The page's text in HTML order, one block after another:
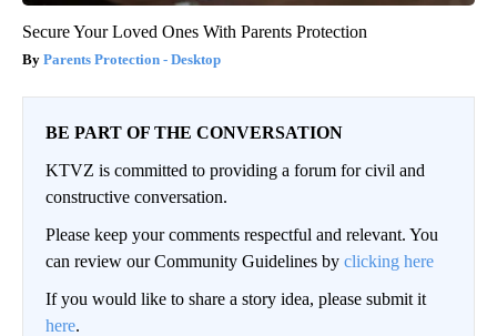
Secure Your Loved Ones With Parents Protection
Parents Protection - Desktop
BE PART OF THE CONVERSATION
KTVZ is committed to providing a forum for civil and
constructive conversation.
Please keep your comments respectful and relevant. You
can review our Community Guidelines by clicking here
If you would like to share a story idea, please submit it
here.